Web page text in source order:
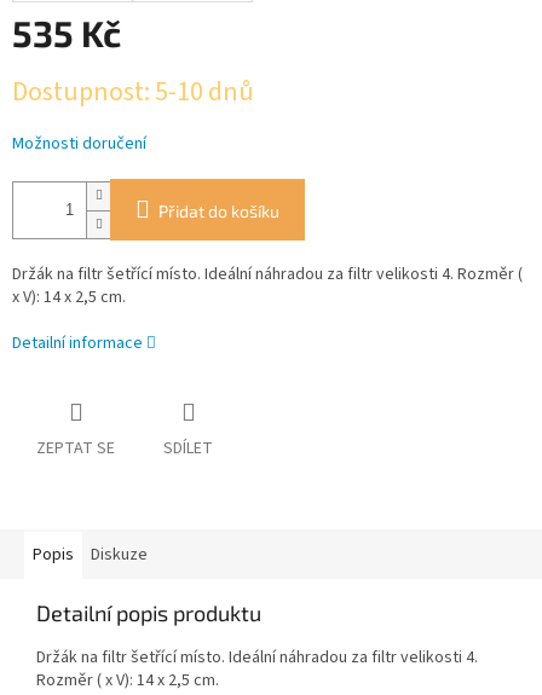
535 Kč
cena:
Dostupnost: 5-10 dnů
Možnosti doručení
Přidat do košíku
Držák na filtr šetřící místo. Ideální náhradou za filtr velikosti 4. Rozměr (
x V): 14 x 2,5 cm.
Detailní informace
ZEPTAT SE SDÍLET
Popis Diskuze
Detailní popis produktu
Držák na filtr šetřící místo. Ideální náhradou za filtr velikosti 4.
Rozměr ( x V): 14 x 2,5 cm.